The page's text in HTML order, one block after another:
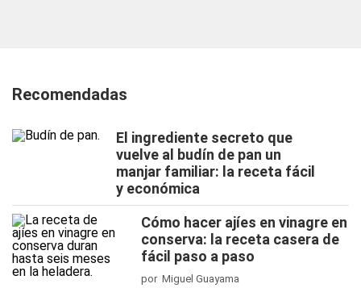
Recomendadas
El ingrediente secreto que
vuelve al budín de pan un
manjar familiar: la receta fácil
y económica
Cómo hacer ajíes en vinagre en
conserva: la receta casera de
fácil paso a paso
por Miguel Guayama